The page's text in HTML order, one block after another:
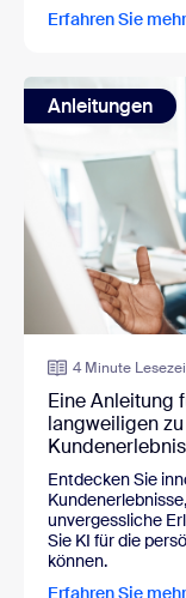
Erfahren Sie mehr
Anleitungen
4 Minute
Eine Anleitung
langweiligen
Kundenerlebnis
Entdecken Sie
unvergessliche
Sie KI für die
können.
Erfahren Sie mehr